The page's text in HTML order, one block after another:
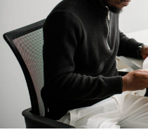
ESPACES DE
Recherche
Connexion
↓